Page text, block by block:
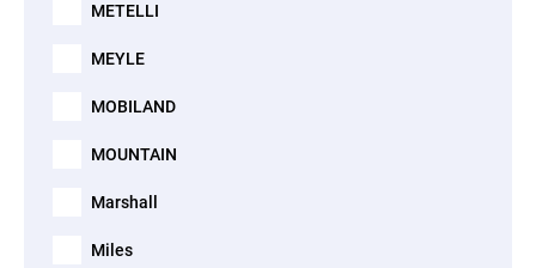
METELLI
MEYLE
MOBILAND
MOUNTAIN
Marshall
Miles